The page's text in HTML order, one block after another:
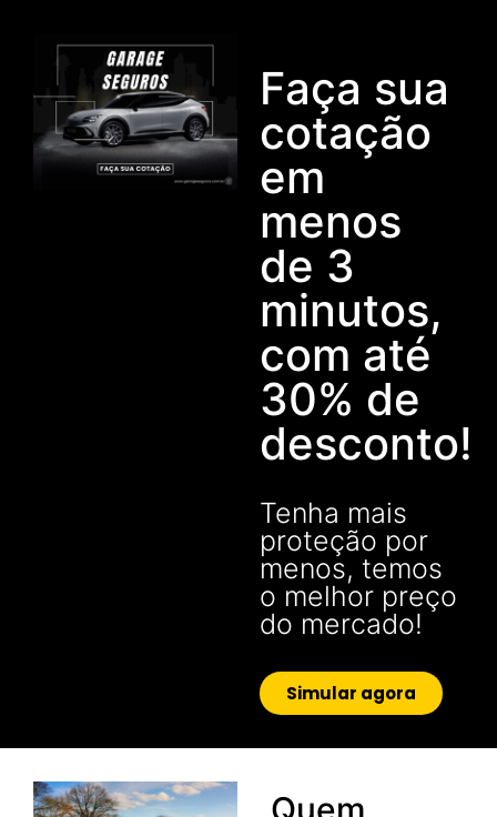
Faça sua
cotação
em
menos
de 3
minutos,
com até
30% de
desconto!
Tenha mais
proteção por
menos, temos
o melhor preço
do mercado!
Simular agora